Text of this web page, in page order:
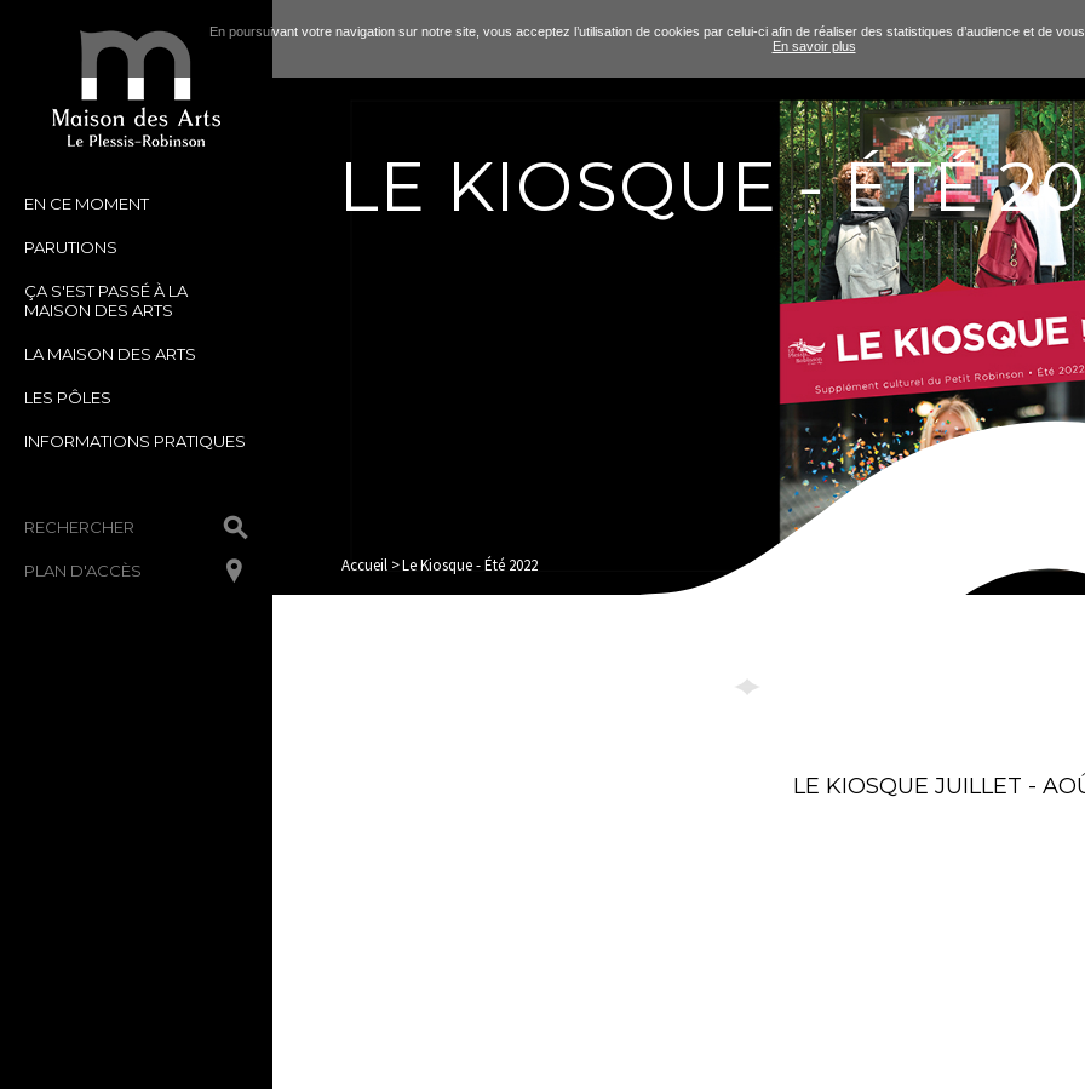
En poursuivant votre navigation sur notre site, vous acceptez l’utilisation de cookies par celui-ci afin de réaliser des statistiques d’audience et de
En savoir plus
EN CE MOMENT
PARUTIONS
ÇA S'EST PASSÉ À LA
MAISON DES ARTS
LA MAISON DES ARTS
LES PÔLES
INFORMATIONS PRATIQUES
RECHERCHER
PLAN D'ACCÈS
LE KIOSQUE - ÉTÉ
Accueil >Le Kiosque - Été 2022
LE KIOSQUE JUILLET -